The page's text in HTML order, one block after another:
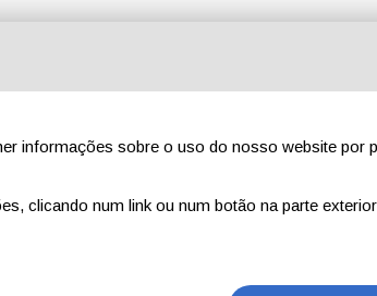
informações sobre o uso do nosso website por
clicando num link ou num botão na parte